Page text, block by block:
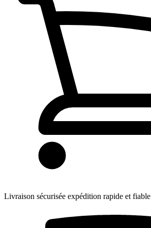
Livraison sécurisée expédition rapide et fiable